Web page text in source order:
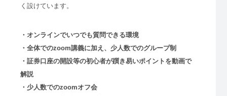
く設けています。
・オンラインでいつでも質問できる環境
・全体でのzoom講義に加え、少人数でのグループ制
・証券口座の開設等の初心者が躓き易いポイントを動画で
解説
・少人数でのzoomオフ会